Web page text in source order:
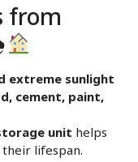
from
extreme sunlight
cement, paint,
unit helps
lifespan.